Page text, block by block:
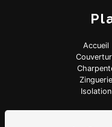
Accueil
Zinguerie
Isolation